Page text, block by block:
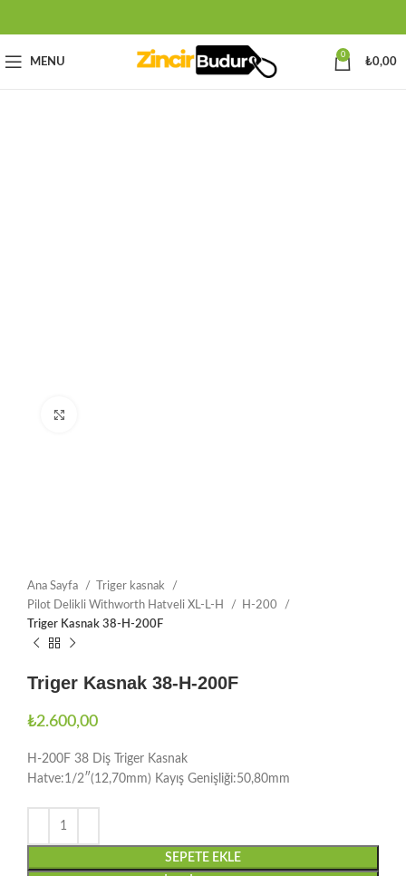
MENU
0
₺0,00
Ana Sayfa
Triger kasnak
Pilot Delikli Withworth Hatveli XL-L-H
H-200
Triger Kasnak 38-H-200F
Triger Kasnak 38-H-200F
₺2.600,00
H-200F 38 Diş Triger Kasnak
Hatve:1/2″(12,70mm) Kayış Genişliği:50,80mm
SEPETE EKLE